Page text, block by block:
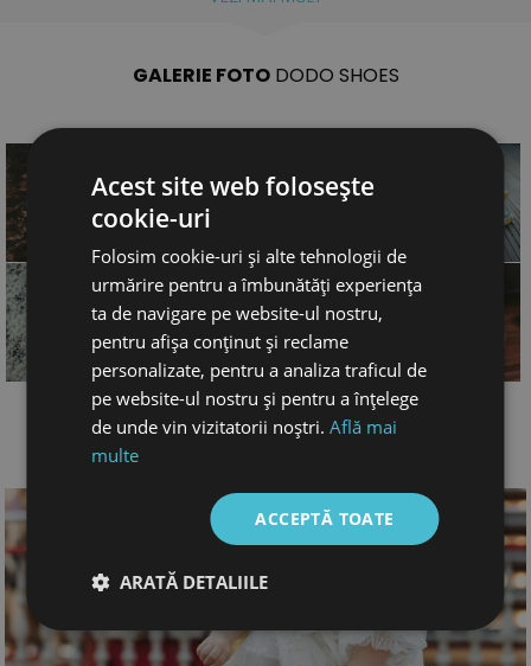
GALERIE FOTODODO SHOES
BLOGDODO SHOES
SAU ARTICOLE DESPRE CARACTERISTICILE PRODUSELOR/ MOD DE FABRICATIE
Acest site web folosește
cookie-uri
Folosim cookie-uri și alte tehnologii de
urmărire pentru a îmbunătăți experiența
ta de navigare pe website-ul nostru,
pentru afișa conținut și reclame
personalizate, pentru a analiza traficul de
pe website-ul nostru și pentru a înțelege
de unde vin vizitatorii noștri.Află mai
multe
ACCEPTĂ TOATE
ARATĂ DETALIILE